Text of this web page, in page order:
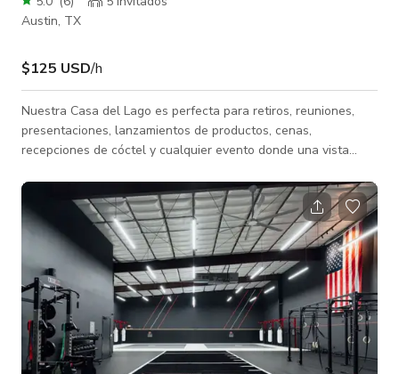
Austin, TX
$125 USD/h
Nuestra Casa del Lago es perfecta para retiros, reuniones,
presentaciones, lanzamientos de productos, cenas,
recepciones de cóctel y cualquier evento donde una vista
propósito. Ofrecemos 2500 pies cuadrados de espacio, la
parte trasera de la casa está orientada para ver la mayor
parte del hermoso Lago Travis y la región montañosa de
Texas. Características: - Espacios de vida meticulosamente
decorados - Varias áreas de trabajo como una m